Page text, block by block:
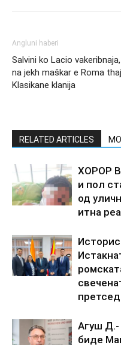
Angluni haberi
Salvini ko Lacio vakeribnaja,
na jekh maškar e Roma thaj
Klasikane klanija
RELATED ARTICLES
ХОРОР
и пол
од
итна
Агуш Д.-
биде